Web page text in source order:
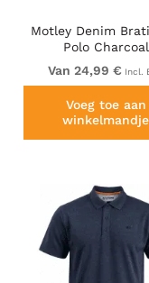
Motley Denim
Polo Charcoal
Van 24,99 € Incl.
Voeg toe aan
winkelmandje